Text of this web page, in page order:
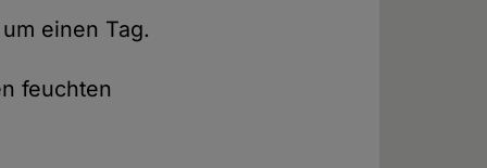
einen Tag.
feuchten